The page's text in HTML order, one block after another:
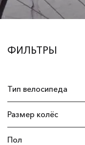
ФИЛЬТРЫ
Тип велосипеда
Горные
Размер колёс
27,5"
Пол